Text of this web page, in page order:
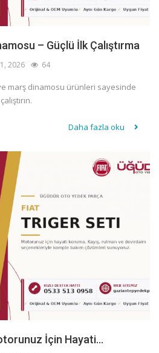
– Güçlü İlk Çalıştırma
2026 64
marş dinamosu ürünleri sayesinde
Daha fazla oku
İçin Hayati...